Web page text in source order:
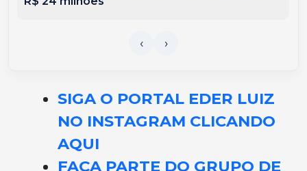
SIGA O PORTAL EDER LUIZ
NO INSTAGRAM CLICANDO
AQUI
FAÇA PARTE DO GRUPO DE